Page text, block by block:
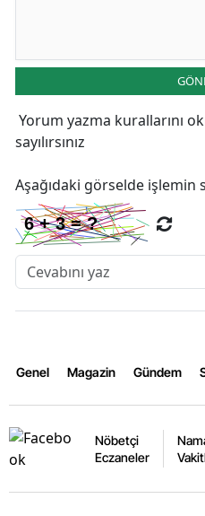
Yorum yazma kurallarını
sayılırsınız
Aşağıdaki görselde işlemin
Genel Magazin Gündem
Nöbetçi
Eczaneler